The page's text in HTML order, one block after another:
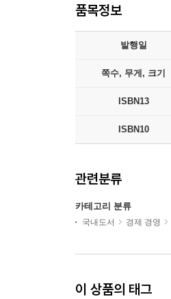
품목정보
발행일
쪽수, 무게, 크기
ISBN13
ISBN10
관련분류
카테고리 분류
국내도서 경제 경영
이 상품의 태그